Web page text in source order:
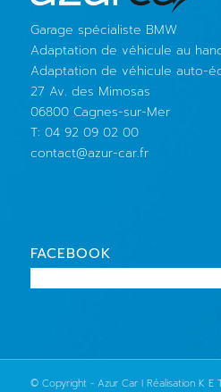
Garage spécialiste BMW
Adaptation de véhicule au
Adaptation de véhicule auto-
27 Av. des Mimosas
06800 Cagnes-sur-Mer
T: 04 92 09 02 00
contact@azur-car.fr
FACEBOOK
© Copyright - Azur Car I Réalisation K E